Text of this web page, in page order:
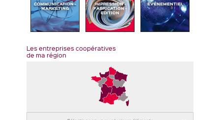
COMMUNICATION -
MARKETING
IMPRESSION -
FABRICATION -
EDITION
ÉVÉNEMENTIEL
Les entreprises coopératives
de ma région